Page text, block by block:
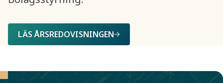
LÄS ÅRSREDOVISNINGEN